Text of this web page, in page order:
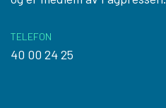
TELEFON
40 00 24 25